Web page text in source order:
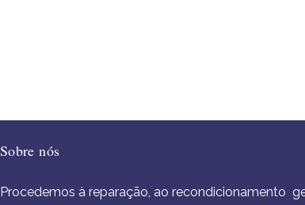
Sobre nós
Procedemos à reparação, ao recondicionamento